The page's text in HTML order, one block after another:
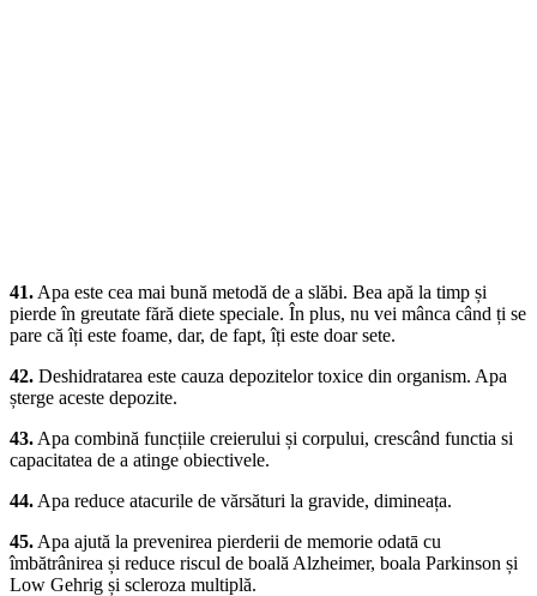
41. Apa este cea mai bună metodă de a slăbi. Bea apă la timp și
pierde în greutate fără diete speciale. În plus, nu vei mânca când ți se
pare că îți este foame, dar, de fapt, îți este doar sete.
42. Deshidratarea este cauza depozitelor toxice din organism. Apa
șterge aceste depozite.
43. Apa combină funcțiile creierului și corpului, crescând functia si
capacitatea de a atinge obiectivele.
44. Apa reduce atacurile de vărsături la gravide, dimineața.
45. Apa ajută la prevenirea pierderii de memorie odatā cu
îmbătrânirea și reduce riscul de boală Alzheimer, boala Parkinson și
Low Gehrig și scleroza multiplă.